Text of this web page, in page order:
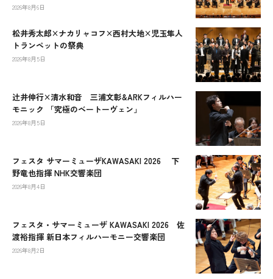
2026年8月6日
松井秀太郎×ナカリャコフ×西村大地×児玉隼人
トランペットの祭典
2026年8月5日
辻󠄀井伸行×清水和音 三浦文彰&ARKフィルハー
モニック 「究極のベートーヴェン」
2026年8月5日
フェスタ サマーミューザKAWASAKI 2026 下
野竜也指揮 NHK交響楽団
2026年8月4日
フェスタ・サマーミューザ KAWASAKI 2026 佐
渡裕指揮 新日本フィルハーモニー交響楽団
2026年8月2日